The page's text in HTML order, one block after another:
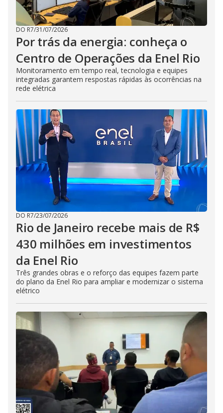
DO R7/31/07/2026
Por trás da energia: conheça o
Centro de Operações da Enel Rio
Monitoramento em tempo real, tecnologia e equipes
integradas garantem respostas rápidas às ocorrências na
rede elétrica
DO R7/23/07/2026
Rio de Janeiro recebe mais de R$
430 milhões em investimentos
da Enel Rio
Três grandes obras e o reforço das equipes fazem parte
do plano da Enel Rio para ampliar e modernizar o sistema
elétrico